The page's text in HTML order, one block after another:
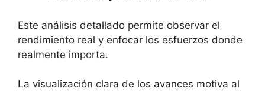
Este análisis detallado permite observar el
rendimiento real y enfocar los esfuerzos donde
realmente importa.
La visualización clara de los avances motiva al